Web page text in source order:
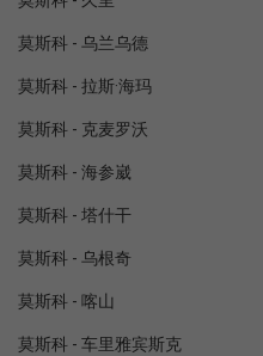
莫斯科 - 乌兰乌德
莫斯科 - 拉斯·海玛
莫斯科 - 克麦罗沃
莫斯科 - 海参崴
莫斯科 - 塔什干
莫斯科 - 乌根奇
莫斯科 - 喀山
莫斯科 - 车里雅宾斯克